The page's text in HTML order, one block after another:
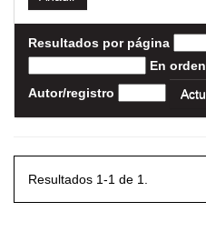
Resultados por página
En orden
Autor/registro
Resultados 1-1 de 1.